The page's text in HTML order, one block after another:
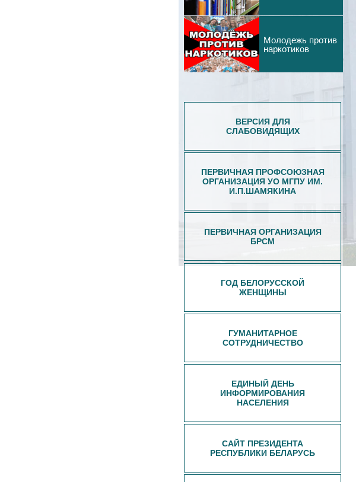
Молодежь против
наркотиков
ВЕРСИЯ ДЛЯ
СЛАБОВИДЯЩИХ
ПЕРВИЧНАЯ ПРОФСОЮЗНАЯ
ОРГАНИЗАЦИЯ УО МГПУ ИМ.
И.П.ШАМЯКИНА
ПЕРВИЧНАЯ ОРГАНИЗАЦИЯ
БРСМ
ГОД БЕЛОРУССКОЙ
ЖЕНЩИНЫ
ГУМАНИТАРНОЕ
СОТРУДНИЧЕСТВО
ЕДИНЫЙ ДЕНЬ
ИНФОРМИРОВАНИЯ
НАСЕЛЕНИЯ
САЙТ ПРЕЗИДЕНТА
РЕСПУБЛИКИ БЕЛАРУСЬ